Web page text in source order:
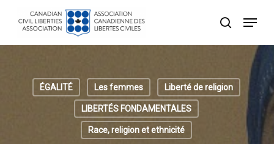
recherche
Menu
ÉGALITÉ Les femmes Liberté de religion
LIBERTÉS FONDAMENTALES
Race, religion et ethnicité
Menu